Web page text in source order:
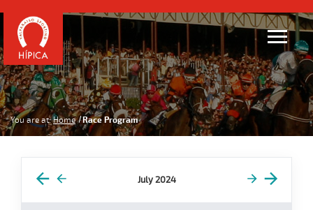
You are at: Home Race Program
July 2024